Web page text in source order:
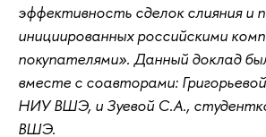
эффективность сделок слияния и
инициированных российскими
покупателями». Данный доклад
вместе с соавторами:
НИУ ВШЭ, и Зуевой С.А.,
ВШЭ.